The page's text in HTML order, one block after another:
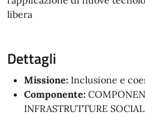
libera
Dettagli
Missione: Inclusione e
Componente:
INFRASTRUTTURE